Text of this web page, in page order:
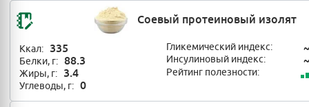
Соевый протеиновый изолят
Ккал: 335
Белки, г: 88.3
Жиры, г: 3.4
Углеводы, г: 0
Гликемический индекс: ~
Инсулиновый индекс: ~
Рейтинг полезности: